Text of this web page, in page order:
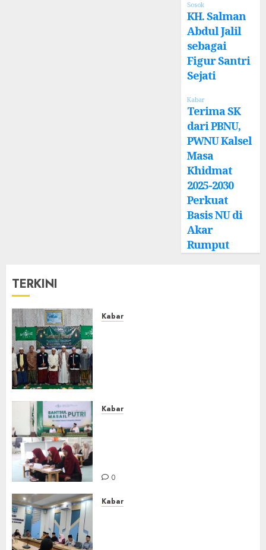
Sosok
KH. Salman
Abdul Jalil
sebagai
Figur Santri
Sejati
Kabar
Terima SK
dari PBNU,
PWNU Kalsel
Masa
Khidmat
2025-2030
Perkuat
Basis NU di
Akar
Rumput
TERKINI
Kabar
Kabar
0
Kabar